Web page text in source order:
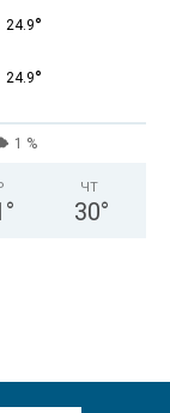
24.9°
24.9°
1 %
°
ЧТ
30°